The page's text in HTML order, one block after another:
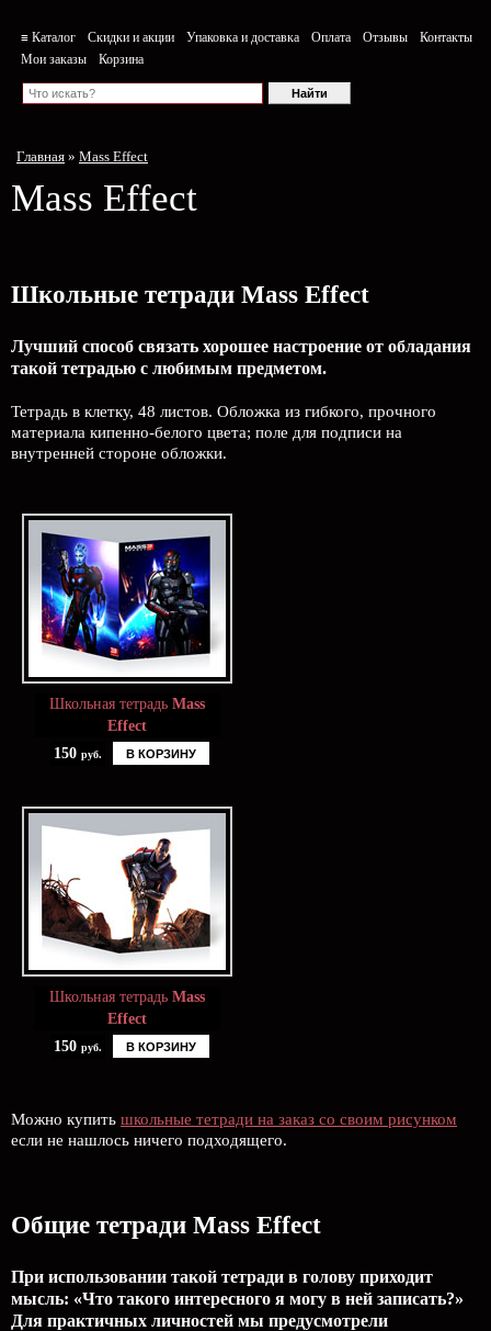
≡ Каталог Скидки и акции Упаковка и доставка Оплата Отзывы
Контакты
Мои заказы
Корзина
Главная » Mass Effect
Mass Effect
Школьные тетради Mass Effect
Лучший способ связать хорошее настроение от обладания
такой тетрадью c любимым предметом.
Тетрадь в клетку, 48 листов. Обложка из гибкого, прочного
материала кипенно-белого цвета; поле для подписи на
внутренней стороне обложки.
Школьная тетрадь Mass
Effect
150 руб. В КОРЗИНУ
Школьная тетрадь Mass
Effect
150 руб. В КОРЗИНУ
Можно купить школьные тетради на заказ со своим рисунком
если не нашлось ничего подходящего.
Общие тетради Mass Effect
При использовании такой тетради в голову приходит
мысль: «Что такого интересного я могу в ней записать?»
Для практичных личностей мы предусмотрели